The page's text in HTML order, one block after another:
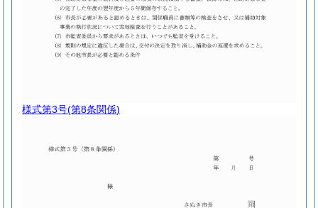
様式第3号(第8条関係)